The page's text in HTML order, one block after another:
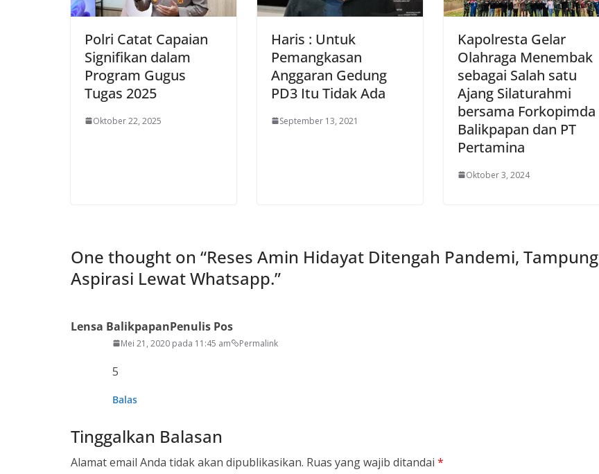
Polri Catat Capaian
Signifikan dalam
Program Gugus
Tugas 2025
Oktober 22, 2025
Haris : Untuk
Pemangkasan
Anggaran Gedung
PD3 Itu Tidak Ada
September 13, 2021
Kapolresta Gelar
Olahraga Menembak
sebagai Salah satu
Ajang Silaturahmi
bersama Forkopimda
Balikpapan dan PT
Pertamina
Oktober 3, 2024
One thought on “Reses Amin Hidayat Ditengah Pandemi, Tampung
Aspirasi Lewat Whatsapp.”
Lensa BalikpapanPenulis Pos
Mei 21, 2020 pada 11:45 am Permalink
5
Balas
Tinggalkan Balasan
Alamat email Anda tidak akan dipublikasikan. Ruas yang wajib ditandai *